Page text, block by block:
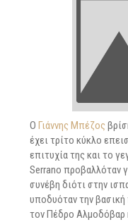
Ο Γιάννης Μπέζος
έχει τρίτο κύκλο
επιτυχία της και το
Serrano προβαλλόταν
συνέβη διότι στην
υποδυόταν την
τον Πέδρο Αλμοδόβαρ